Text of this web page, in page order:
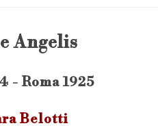
Angelis
- Roma 1925
Belotti